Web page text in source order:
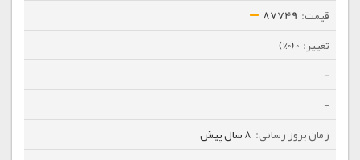
87749
0 (0%)
-
-
8 سال پیش